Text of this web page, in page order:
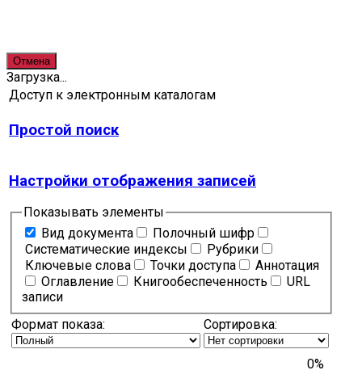
Отмена
Загрузка...
Доступ к электронным каталогам
Простой поиск
Настройки отображения записей
Показывать элементы
Вид документа
Полочный шифр
Систематические индексы
Рубрики
Ключевые слова
Точки доступа
Аннотация
Оглавление
Книгообеспеченность
URL
записи
Формат показа:
Сортировка:
0%